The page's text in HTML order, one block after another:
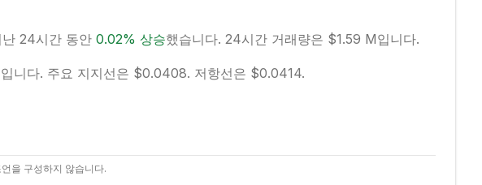
24시간 동안 0.02% 상승했습니다. 24시간 거래량은 $1.59 M입니다.
니다. 주요 지지선은 $0.0408. 저항선은 $0.0414.
을 구성하지 않습니다.